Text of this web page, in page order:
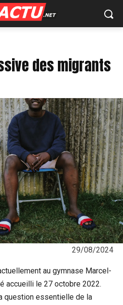
des migrants
29/08/2024
au gymnase Marcel-
accueilli le 27 octobre 2022.
question essentielle de la